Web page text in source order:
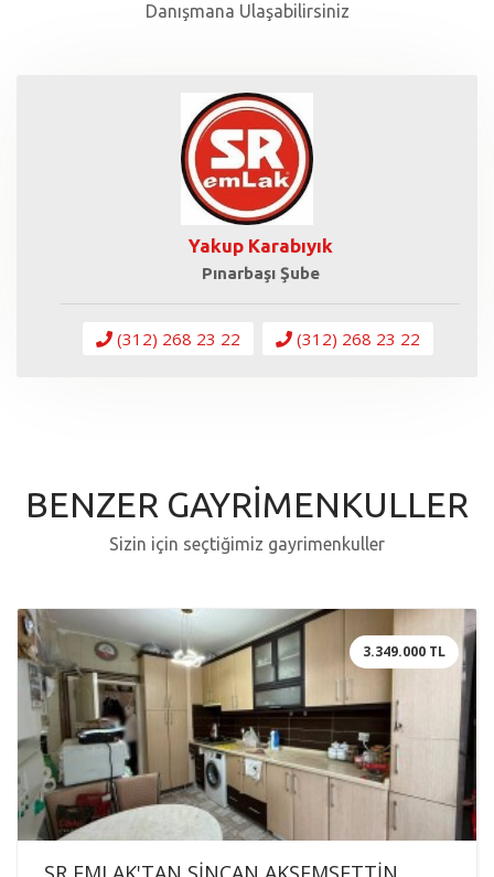
Danışmana Ulaşabilirsiniz
Yakup Karabıyık
Pınarbaşı Şube
(312) 268 23 22 (312) 268 23 22
BENZER GAYRİMENKULLER
Sizin için seçtiğimiz gayrimenkuller
3.349.000 TL